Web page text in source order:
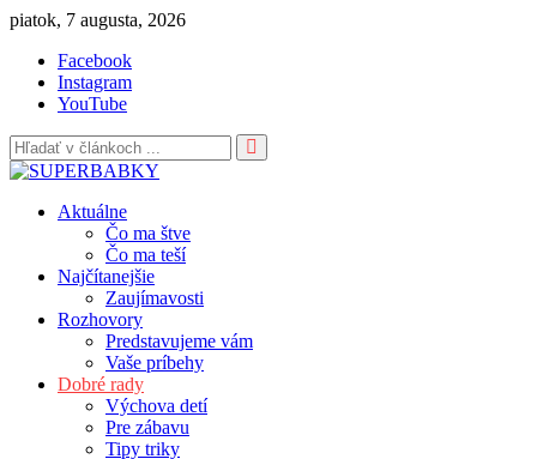
Skip
content
piatok, 7 augusta, 2026
Facebook
Instagram
YouTube
Aktuálne
Čo ma štve
Čo ma teší
Najčítanejšie
Zaujímavosti
Rozhovory
Predstavujeme vám
Vaše príbehy
Dobré rady
Výchova detí
Pre zábavu
Tipy triky